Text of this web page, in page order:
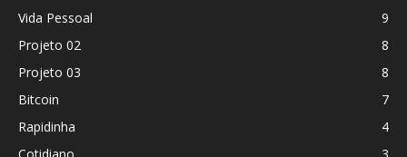
Vida Pessoal
9
Projeto 02
8
Projeto 03
8
Bitcoin
7
Rapidinha
4
Cotidiano
3